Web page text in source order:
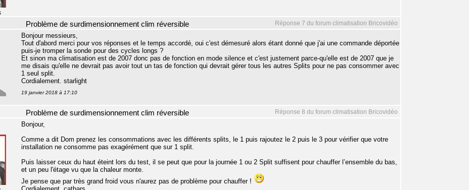
Réponse 7 du forum climatisation Bricovidéo
Problème de surdimensionnement clim réversible
Bonjour messieurs,
Tout d'abord merci pour vos réponses et le temps accordé, oui c'est démesuré alors étant donné que j'ai une commande déportée
puis-je tromper la sonde pour des cycles longs ?
Et sinon ma climatisation est de 2007 donc pas de fonction en mode silence et c'est justement parce-qu'elle est de 2007 que je
me disais qu'elle ne devrait pas avoir tout un tas de fonction qui devrait gérer tous les autres Splits pour ne pas consommer avec
1 seul split.
Cordialement. starlight
19 janvier 2018 à 17:10
Réponse 8 du forum climatisation Bricovidéo
Problème de surdimensionnement clim réversible
Bonjour,
Comme a dit Dom prenez les consommations avec les différents splits, le 1 puis rajoutez le 2 puis le 3 pour vérifier que votre
installation ne consomme pas exagérément que sur 1 split.
Puis laisser ceux du haut éteint lors du test, il se peut que pour la journée 1 ou 2 Split suffisent pour chauffer l’ensemble du bas,
et un peu l'étage vu que la chaleur monte.
Je pense que par très grand froid vous n'aurez pas de problème pour chauffer !